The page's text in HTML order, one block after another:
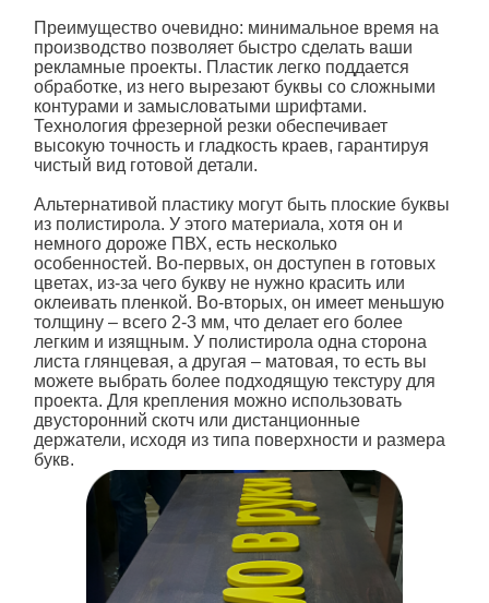
Преимущество очевидно: минимальное время на
производство позволяет быстро сделать ваши
рекламные проекты. Пластик легко поддается
обработке, из него вырезают буквы со сложными
контурами и замысловатыми шрифтами.
Технология фрезерной резки обеспечивает
высокую точность и гладкость краев, гарантируя
чистый вид готовой детали.
Альтернативой пластику могут быть плоские буквы
из полистирола. У этого материала, хотя он и
немного дороже ПВХ, есть несколько
особенностей. Во-первых, он доступен в готовых
цветах, из-за чего букву не нужно красить или
оклеивать пленкой. Во-вторых, он имеет меньшую
толщину – всего 2-3 мм, что делает его более
легким и изящным. У полистирола одна сторона
листа глянцевая, а другая – матовая, то есть вы
можете выбрать более подходящую текстуру для
проекта. Для крепления можно использовать
двусторонний скотч или дистанционные
держатели, исходя из типа поверхности и размера
букв.